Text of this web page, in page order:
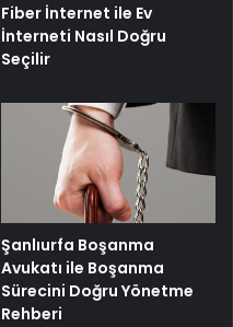
Fiber İnternet ile Ev
İnterneti Nasıl Doğru
Seçilir
Şanlıurfa Boşanma
Avukatı ile Boşanma
Sürecini Doğru Yönetme
Rehberi